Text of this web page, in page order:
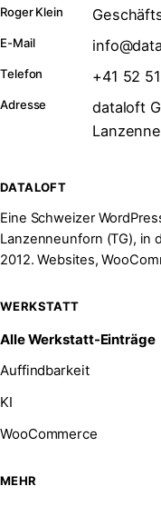
Roger Klein
E-Mail
Telefon +41 52
Adresse
dataloft
DATALOFT
Eine Schweizer
Lanzenneunforn (TG), in
2012. Websites,
WERKSTATT
Alle Werkstatt-Einträge
Auffindbarkeit
KI
WooCommerce
MEHR